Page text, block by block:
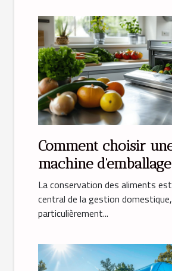
Comment choisir
machine
vide idéale pour la
La conservation des aliments
central de la gestion domestique,
particulièrement...